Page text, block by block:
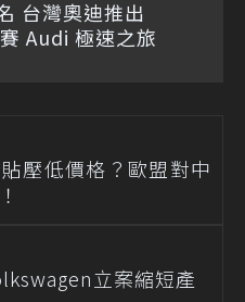
台灣奧迪推出
Audi 極速之旅
壓低價格？歐盟對中
立案縮短產